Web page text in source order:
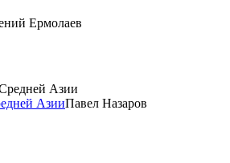
Ермолаев
АзииПавел Назаров